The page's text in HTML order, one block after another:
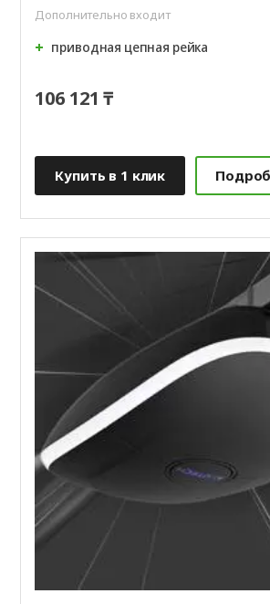
Дополнительно входит
приводная цепная рейка
106 121 ₸
Купить в 1 клик